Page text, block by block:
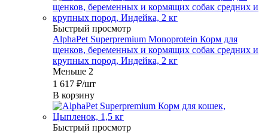
Быстрый просмотр
AlphaPet Superpremium Monoprotein Корм для
щенков, беременных и кормящих собак средних и
крупных пород, Индейка, 2 кг
Меньше 2
1 617 ₽/шт
В корзину
Быстрый просмотр